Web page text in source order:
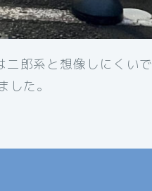
郎系と想像しにくいで
た。